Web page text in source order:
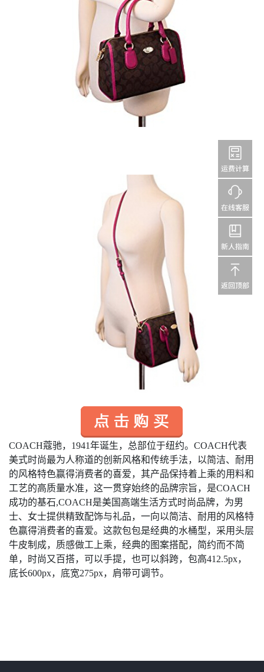
COACH蔻驰，1941年诞生，总部位于纽约。COACH代表
美式时尚最为人称道的创新风格和传统手法，以简洁、耐用
的风格特色赢得消费者的喜爱，其产品保持着上乘的用料和
工艺的高质量水准，这一贯穿始终的品牌宗旨，是COACH
成功的基石,COACH是美国高端生活方式时尚品牌，为男
士、女士提供精致配饰与礼品，一向以简洁、耐用的风格特
色赢得消费者的喜爱。这款包包是经典的水桶型，采用头层
牛皮制成，质感做工上乘，经典的图案搭配，简约而不简
单，时尚又百搭，可以手提，也可以斜跨，包高412.5px，
底长600px，底宽275px，肩带可调节。